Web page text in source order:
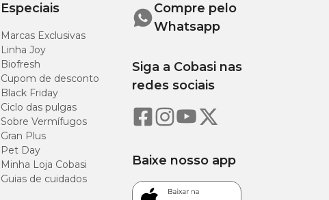
Especiais
Marcas Exclusivas
Linha Joy
Biofresh
Cupom de desconto
Black Friday
Ciclo das pulgas
Sobre Vermífugos
Gran Plus
Pet Day
Minha Loja Cobasi
Guias de cuidados
Compre pelo
Whatsapp
Siga a Cobasi nas
redes sociais
Baixe nosso app